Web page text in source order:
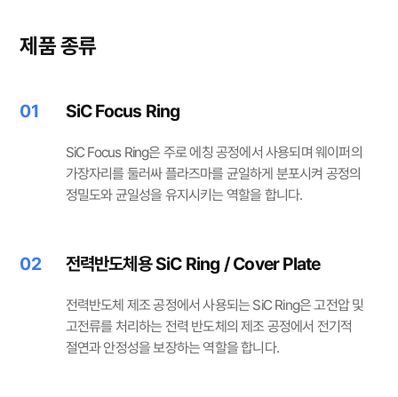
제품 종류
01 SiC Focus Ring
SiC Focus Ring은 주로 에칭 공정에서 사용되며 웨이퍼의
가장자리를 둘러싸 플라즈마를 균일하게 분포시켜 공정의
정밀도와 균일성을 유지시키는 역할을 합니다.
02 전력반도체용 SiC Ring / Cover Plate
전력반도체 제조 공정에서 사용되는 SiC Ring은 고전압 및
고전류를 처리하는 전력 반도체의 제조 공정에서 전기적
절연과 안정성을 보장하는 역할을 합니다.